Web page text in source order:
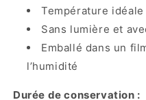
Température idéale
Sans lumière et
Emballé dans un
l’humidité
Durée de conservation :